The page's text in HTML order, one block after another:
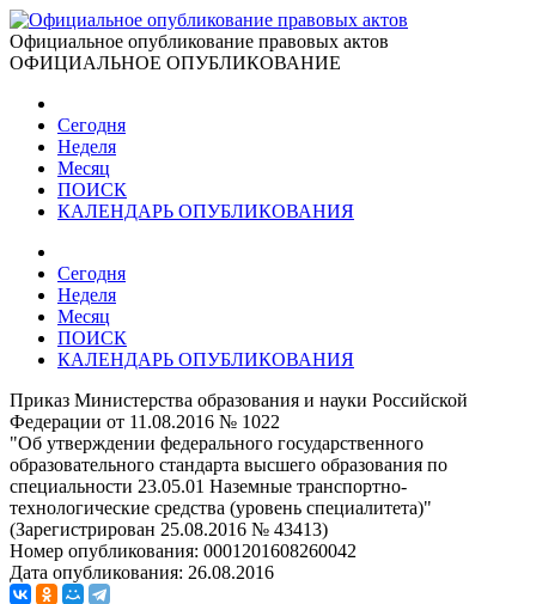
Официальное опубликование правовых актов
ОФИЦИАЛЬНОЕ ОПУБЛИКОВАНИЕ
Сегодня
Неделя
Месяц
ПОИСК
КАЛЕНДАРЬ ОПУБЛИКОВАНИЯ
Сегодня
Неделя
Месяц
ПОИСК
КАЛЕНДАРЬ ОПУБЛИКОВАНИЯ
Приказ Министерства образования и науки Российской
Федерации от 11.08.2016 № 1022
"Об утверждении федерального государственного
образовательного стандарта высшего образования по
специальности 23.05.01 Наземные транспортно-
технологические средства (уровень специалитета)"
(Зарегистрирован 25.08.2016 № 43413)
Номер опубликования: 0001201608260042
Дата опубликования: 26.08.2016